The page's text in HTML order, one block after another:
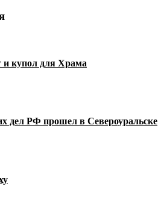
и купол для Храма
дел РФ прошел в Североуральске